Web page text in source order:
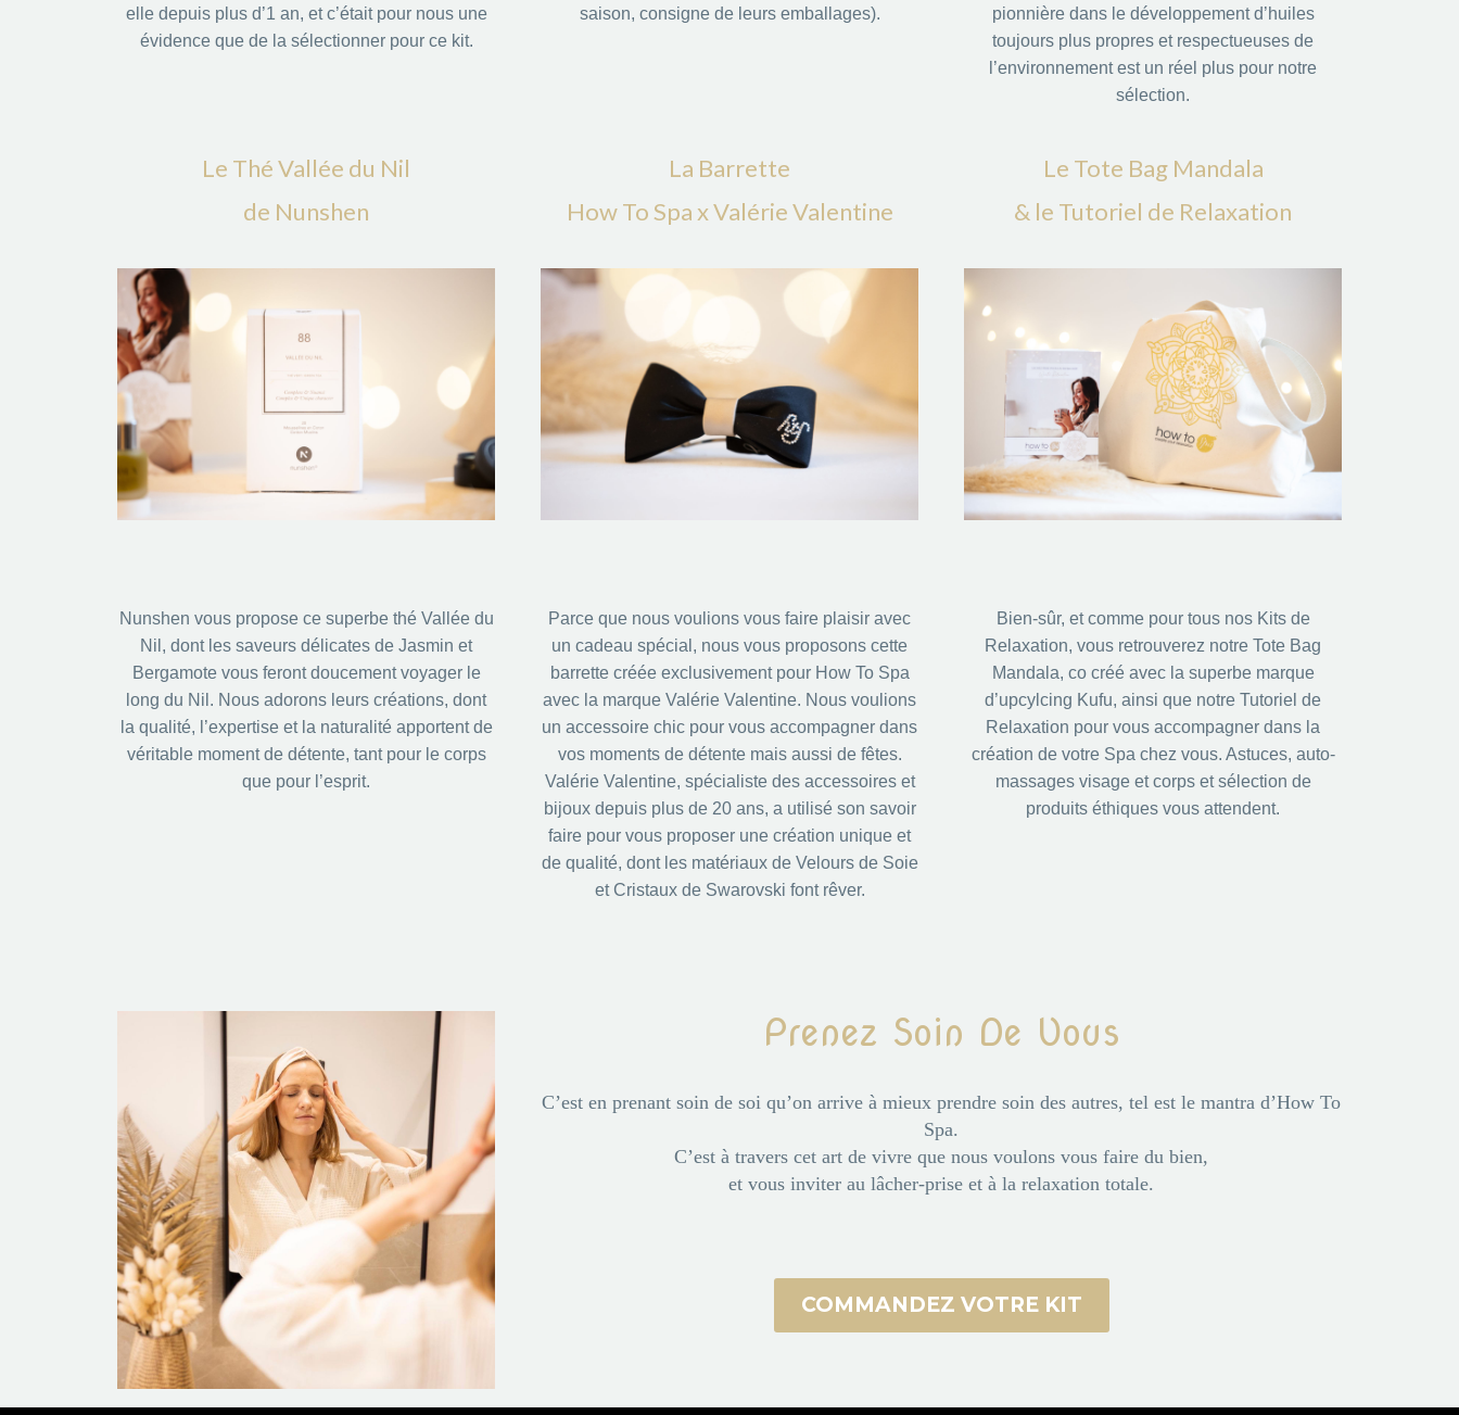
elle depuis plus d’1 an, et c’était pour nous une
évidence que de la sélectionner pour ce kit.
saison, consigne de leurs emballages).
pionnière dans le développement d’huiles
toujours plus propres et respectueuses de
l’environnement est un réel plus pour notre
sélection.
Le Thé Vallée du Nil
de Nunshen
Nunshen vous propose ce superbe thé Vallée du
Nil, dont les saveurs délicates de Jasmin et
Bergamote vous feront doucement voyager le
long du Nil. Nous adorons leurs créations, dont
la qualité, l’expertise et la naturalité apportent de
véritable moment de détente, tant pour le corps
que pour l’esprit.
La Barrette
How To Spa x Valérie Valentine
Parce que nous voulions vous faire plaisir avec
un cadeau spécial, nous vous proposons cette
barrette créée exclusivement pour How To Spa
avec la marque Valérie Valentine. Nous voulions
un accessoire chic pour vous accompagner dans
vos moments de détente mais aussi de fêtes.
Valérie Valentine, spécialiste des accessoires et
bijoux depuis plus de 20 ans, a utilisé son savoir
faire pour vous proposer une création unique et
de qualité, dont les matériaux de Velours de Soie
et Cristaux de Swarovski font rêver.
Le Tote Bag Mandala
& le Tutoriel de Relaxation
Bien-sûr, et comme pour tous nos Kits de
Relaxation, vous retrouverez notre Tote Bag
Mandala, co créé avec la superbe marque
d’upcylcing Kufu, ainsi que notre Tutoriel de
Relaxation pour vous accompagner dans la
création de votre Spa chez vous. Astuces, auto-
massages visage et corps et sélection de
produits éthiques vous attendent.
Prenez Soin De Vous
C’est en prenant soin de soi qu’on arrive à mieux prendre soin des autres, tel est le mantra d’How To
Spa.
C’est à travers cet art de vivre que nous voulons vous faire du bien,
et vous inviter au lâcher-prise et à la relaxation totale.
COMMANDEZ VOTRE KIT